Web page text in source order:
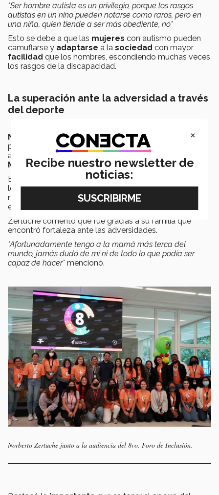
"Ser hombre autista es un privilegio, porque los rasgos
autistas en un niño pueden notarse como raros, pero en
una niña, quien tiende a ser más obediente, no"
Esto se debe a que las mujeres con autismo pueden
camuflarse y adaptarse a la sociedad con mayor
facilidad que los hombres, escondiendo muchas veces
los rasgos de la discapacidad.
La superación ante la adversidad a través
del deporte
Norberto Zertuche, esatletaparalímpico,
parapanamericano ymiembrodel equipo
acondicionamiento físico deatletismoen
Monterrey.
En el 2009 empezó a entrenaratletismo,
los Juegos Paralímpicos de Londres 2012y ganó la
medalla de bronce en 100 metros de la categoría T36
en los
Zertuche comentó que fue gracias a su familia que
encontró fortaleza ante las adversidades.
"Afortunadamente tengo a la mamá más terca del
mundo, jamás dudó de mí ni de todo lo que podía ser
capaz de hacer" mencionó.
Norberto Zertuche junto a la audiencia del 8vo. Foro de Inclusión.
×
Recibe nuestro newsletter de
noticias: